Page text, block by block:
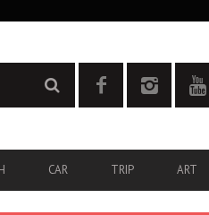
CAR TRIP ART